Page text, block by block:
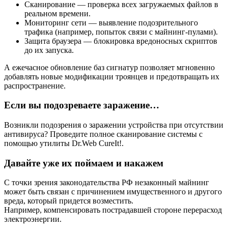
Сканирование — проверка всех загружаемых файлов в
реальном времени.
Мониторинг сети — выявление подозрительного
трафика (например, попыток связи с майнинг‑пулами).
Защита браузера — блокировка вредоносных скриптов
до их запуска.
А ежечасное обновление баз сигнатур позволяет мгновенно
добавлять новые модификации троянцев и предотвращать их
распространение.
Если вы подозреваете заражение…
Возникли подозрения о заражении устройства при отсутствии
антивируса? Проведите полное сканирование системы с
помощью утилиты Dr.Web CureIt!.
Давайте уже их поймаем и накажем
С точки зрения законодательства РФ незаконный майнинг
может быть связан с причинением имущественного и другого
вреда, который придется возместить.
Например, компенсировать пострадавшей стороне перерасход
электроэнергии.